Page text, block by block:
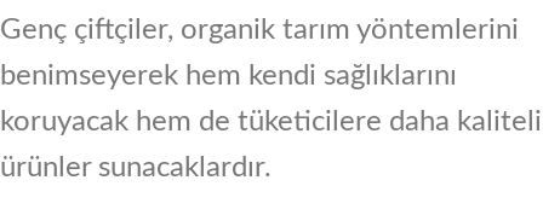
Genç çiftçiler, organik tarım yöntemlerini
benimseyerek hem kendi sağlıklarını
koruyacak hem de tüketicilere daha kaliteli
ürünler sunacaklardır.